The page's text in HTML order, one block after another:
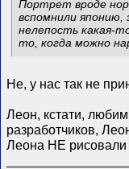
Портрет вроде
вспомнили японию,
нелепость какая-
то, когда можно
Не, у нас так не
Леон, кстати,
разработчиков,
Леона НЕ рисовали